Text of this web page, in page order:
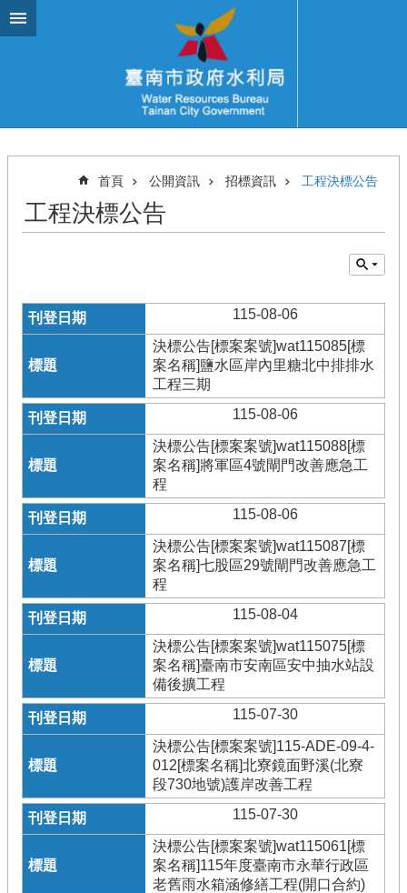
跳到主要內容區塊
首頁 公開資訊 招標資訊 工程決標公告
工程決標公告
115-08-06
決標公告[標案案號]wat115085[標
案名稱]鹽水區岸內里糖北中排排水
工程三期
115-08-06
決標公告[標案案號]wat115088[標
案名稱]將軍區4號閘門改善應急工
程
115-08-06
決標公告[標案案號]wat115087[標
案名稱]七股區29號閘門改善應急工
程
115-08-04
決標公告[標案案號]wat115075[標
案名稱]臺南市安南區安中抽水站設
備後擴工程
115-07-30
決標公告[標案案號]115-ADE-09-4-
012[標案名稱]北寮鏡面野溪(北寮
段730地號)護岸改善工程
115-07-30
決標公告[標案案號]wat115061[標
案名稱]115年度臺南市永華行政區
老舊雨水箱涵修繕工程(開口合約)